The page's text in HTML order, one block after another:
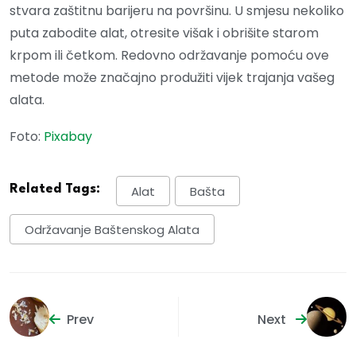
stvara zaštitnu barijeru na površinu. U smjesu nekoliko
puta zabodite alat, otresite višak i obrišite starom
krpom ili četkom. Redovno održavanje pomoću ove
metode može značajno produžiti vijek trajanja vašeg
alata.
Foto: Pixabay
Related Tags: Alat Bašta
Održavanje Baštenskog Alata
Prev Next